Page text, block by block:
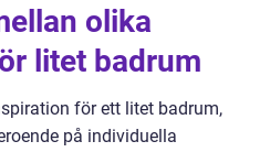
olika
litet badrum
för ett litet badrum,
på individuella